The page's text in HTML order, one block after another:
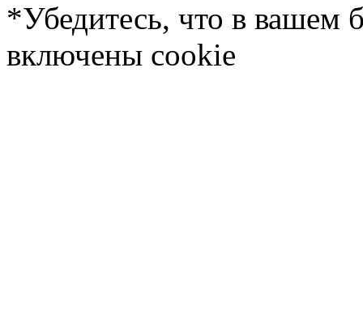
*Убедитесь, что в вашем
включены cookie